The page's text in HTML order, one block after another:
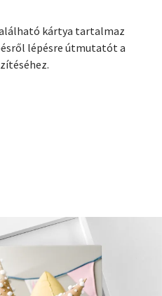
kártya tartalmaz
lépésre útmutatót a